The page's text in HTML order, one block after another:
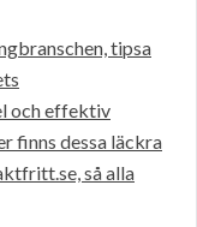
tipsa
och effektiv
finns dessa läckra
så alla